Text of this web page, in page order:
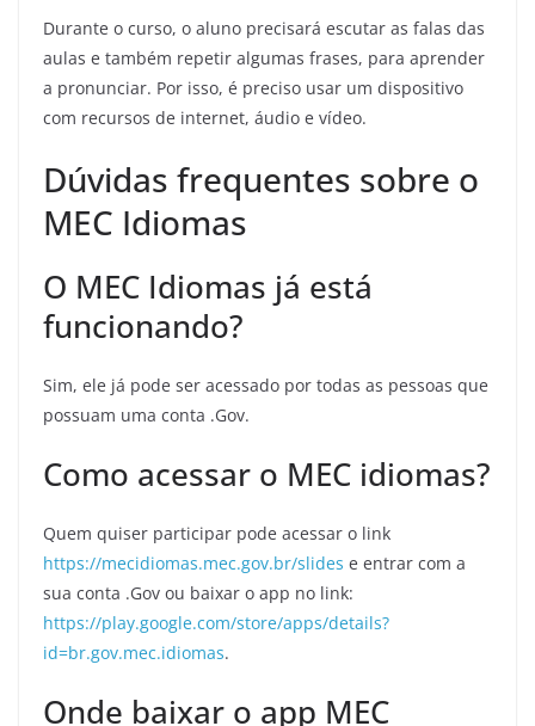
Durante o curso, o aluno precisará escutar as falas das
aulas e também repetir algumas frases, para aprender
a pronunciar. Por isso, é preciso usar um dispositivo
com recursos de internet, áudio e vídeo.
Dúvidas frequentes sobre o
MEC Idiomas
O MEC Idiomas já está
funcionando?
Sim, ele já pode ser acessado por todas as pessoas que
possuam uma conta .Gov.
Como acessar o MEC idiomas?
Quem quiser participar pode acessar o link
https://mecidiomas.mec.gov.br/slides e entrar com a
sua conta .Gov ou baixar o app no link:
https://play.google.com/store/apps/details?
id=br.gov.mec.idiomas.
Onde baixar o app MEC